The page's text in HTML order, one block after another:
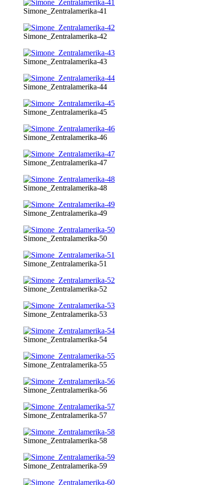
Simone_Zentralamerika-41
Simone_Zentralamerika-42
Simone_Zentralamerika-43
Simone_Zentralamerika-44
Simone_Zentralamerika-45
Simone_Zentralamerika-46
Simone_Zentralamerika-47
Simone_Zentralamerika-48
Simone_Zentralamerika-49
Simone_Zentralamerika-50
Simone_Zentralamerika-51
Simone_Zentralamerika-52
Simone_Zentralamerika-53
Simone_Zentralamerika-54
Simone_Zentralamerika-55
Simone_Zentralamerika-56
Simone_Zentralamerika-57
Simone_Zentralamerika-58
Simone_Zentralamerika-59